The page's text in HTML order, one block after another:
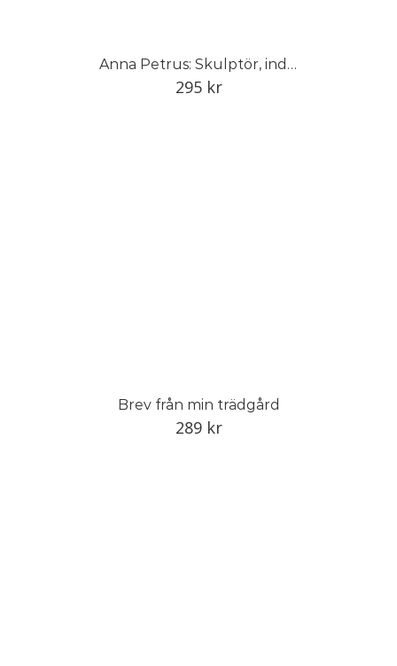
Anna Petrus: Skulptör, industrikonstnär och pionjär
295 kr
Brev från min trädgård
289 kr